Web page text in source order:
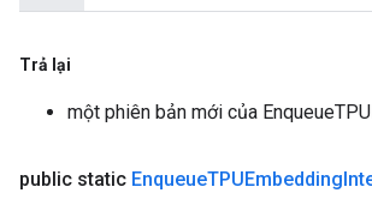
Trả lại
một phiên bản mới của
public static EnqueueTPUEmbedding